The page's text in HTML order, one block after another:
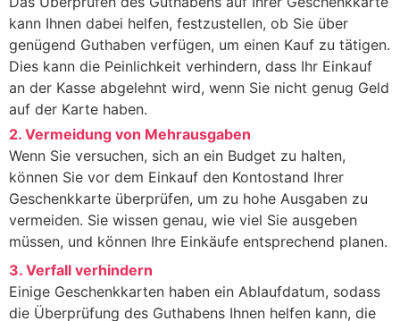
kann Ihnen dabei helfen, festzustellen, ob Sie über
genügend Guthaben verfügen, um einen Kauf zu tätigen.
Dies kann die Peinlichkeit verhindern, dass Ihr Einkauf
an der Kasse abgelehnt wird, wenn Sie nicht genug Geld
auf der Karte haben.
2. Vermeidung von Mehrausgaben
Wenn Sie versuchen, sich an ein Budget zu halten,
können Sie vor dem Einkauf den Kontostand Ihrer
Geschenkkarte überprüfen, um zu hohe Ausgaben zu
vermeiden. Sie wissen genau, wie viel Sie ausgeben
müssen, und können Ihre Einkäufe entsprechend planen.
3. Verfall verhindern
Einige Geschenkkarten haben ein Ablaufdatum, sodass
die Überprüfung des Guthabens Ihnen helfen kann, die